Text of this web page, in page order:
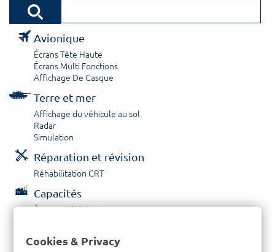
Avionique
Écrans Tête Haute
Écrans Multi Fonctions
Affichage De Casque
Terre et mer
Affichage du véhicule au sol
Radar
Simulation
Réparation et révision
Réhabilitation CRT
Capacités
À propos / Historique
Cookies & Privacy